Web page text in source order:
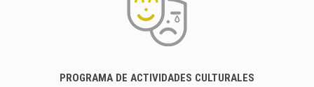
PROGRAMA DE ACTIVIDADES CULTURALES